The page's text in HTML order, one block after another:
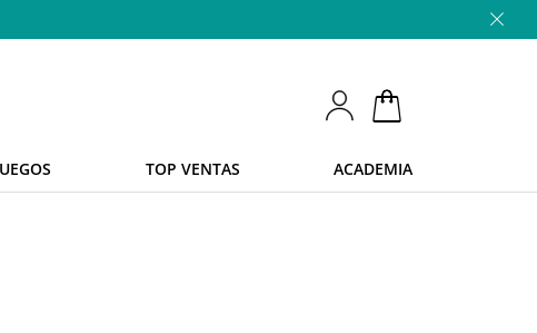
TOP VENTAS ACADEMIA